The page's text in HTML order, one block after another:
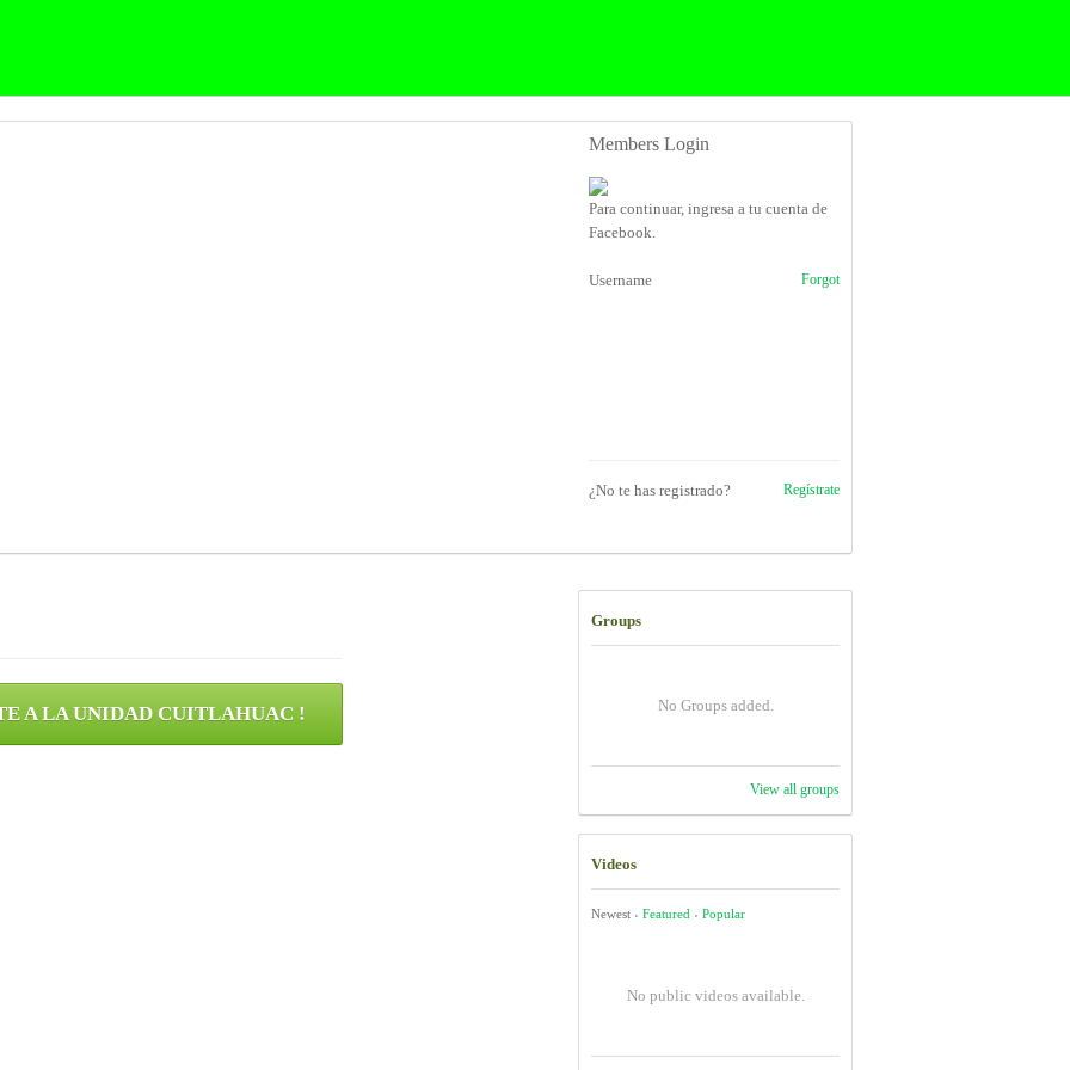
Members Login
Para continuar, ingresa a tu cuenta de
Facebook.
Forgot
Username
Regístrate
¿No te has registrado?
A LA UNIDAD CUITLAHUAC !
Groups
No Groups added.
View all groups
Videos
Newest · Featured · Popular
No public videos available.